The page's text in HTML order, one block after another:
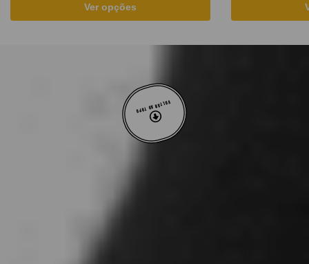
Ver opções
VOLTAR AO TOPO